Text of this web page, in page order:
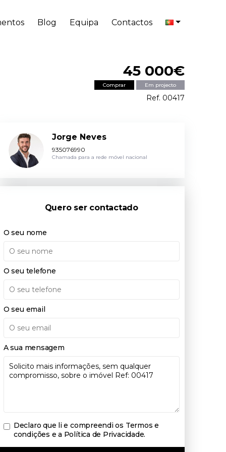
Blog Equipa Contactos
45 000€
Comprar Em projecto
Ref. 00417
Jorge Neves
935076990
Chamada para a rede móvel nacional
Quero ser contactado
O seu nome
O seu telefone
O seu email
A sua mensagem
Declaro que li e compreendi os Termos e
condições e a Política de Privacidade.